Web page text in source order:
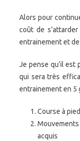
Alors pour
coût de
entrainement et de
Je pense qu’il est
qui sera très
entrainement en 5
Course à
acquis